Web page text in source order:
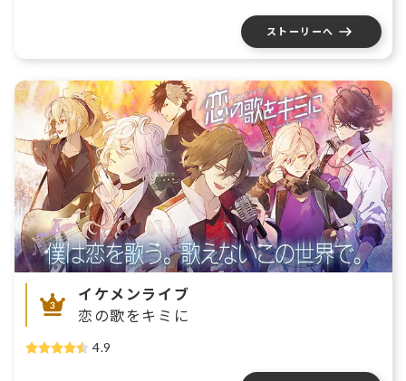
ストーリーへ
イケメンライブ
恋の歌をキミに
4.9